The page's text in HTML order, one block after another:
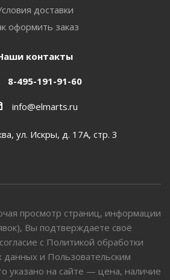
доставки
оформить заказ
контакты
8-495-191-91-60
info@elmarts.ru
ул. Искры, д. 17А, стр. 3
просмотр страниц, информации
Вы подтверждаете своё
с Политикой обработки
данных и Пользовательским
указано на сайте — цена, наличие